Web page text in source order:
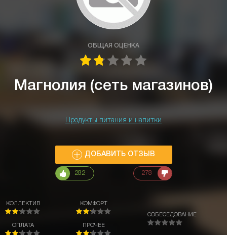
ОБЩАЯ ОЦЕНКА
Магнолия (сеть магазинов)
Продукты питания и напитки
ДОБАВИТЬ ОТЗЫВ
282 278
КОЛЛЕКТИВ
ОПЛАТА
КОМФОРТ
ПРОЧЕЕ
СОБЕСЕДОВАНИЕ